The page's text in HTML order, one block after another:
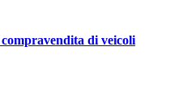
di veicoli